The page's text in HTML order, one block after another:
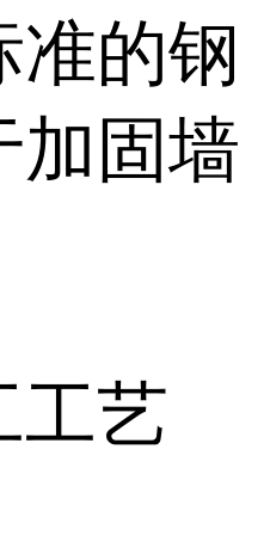
的钢
加固墙
工艺